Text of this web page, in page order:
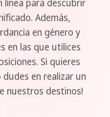
línea para descubrir
Además,
en género y
en las que utilices
Si quieres
en realizar un
nuestros destinos!